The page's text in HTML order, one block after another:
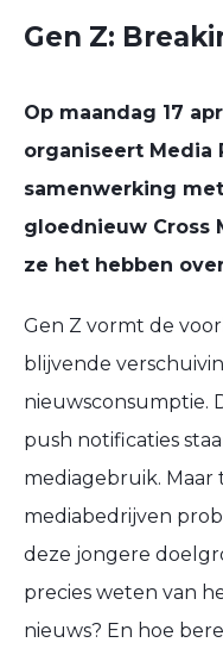
Gen Z:
Op maandag 17
organiseert Media
samenwerking
gloednieuw Cross
ze het hebben
Gen Z vormt de
blijvende
nieuwsconsumptie.
push notificaties
mediagebruik. Maar
mediabedrijven
deze jongere
precies weten van
nieuws? En hoe